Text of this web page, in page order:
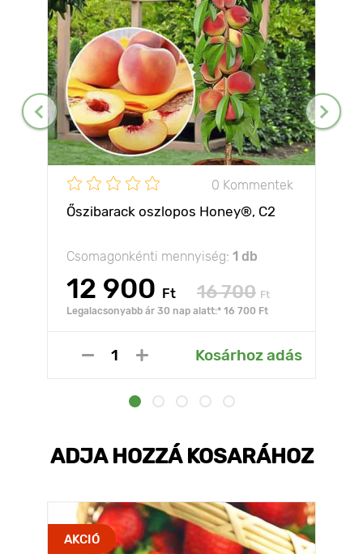
0 Kommentek
Őszibarack oszlopos Honey®, C2
Csomagonkénti mennyiség: 1 db
12 900 Ft 16 700 Ft
Legalacsonyabb ár 30 nap alatt:* 16 700 Ft
Kosárhoz adás
ADJA HOZZÁ KOSARÁHOZ
AKCIÓ